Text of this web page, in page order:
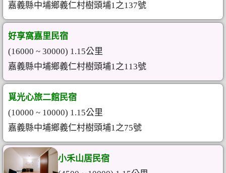
嘉義縣中埔鄉義仁村樹頭埔1之137號
好享窩嘉里民宿
(16000 ~ 30000) 1.15公里
嘉義縣中埔鄉義仁村樹頭埔1之113號
覓光心旅二館民宿
(10000 ~ 10000) 1.15公里
嘉義縣中埔鄉義仁村樹頭埔1之75號
小禾山居民宿